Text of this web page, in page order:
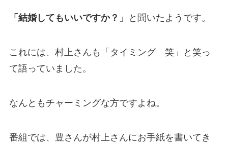
「結婚してもいいですか？」 と聞いたようです。
これには、村上さんも「タイミング 笑」と笑っ
て語っていました。
なんともチャーミングな方ですよね。
番組では、豊さんが村上さんにお手紙を書いてき